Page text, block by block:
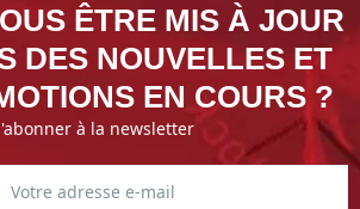
ÊTRE MIS À JOUR
DES NOUVELLES ET
EN COURS ?
à la newsletter